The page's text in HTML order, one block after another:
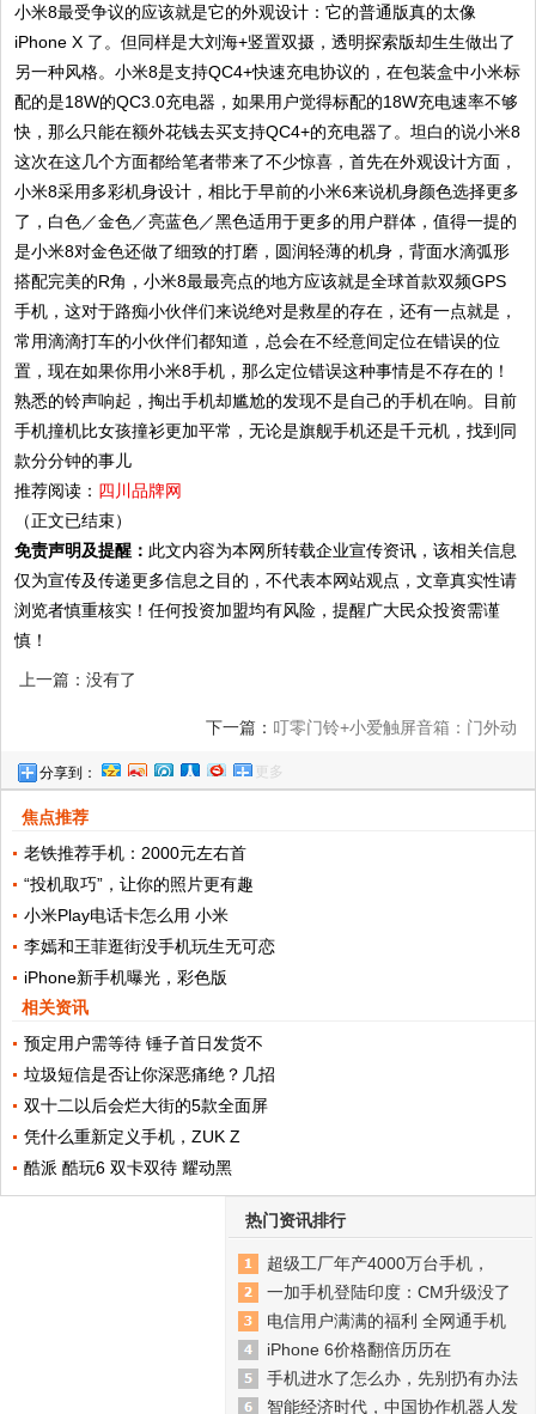
小米8最受争议的应该就是它的外观设计：它的普通版真的太像
iPhone X 了。但同样是大刘海+竖置双摄，透明探索版却生生做出了
另一种风格。小米8是支持QC4+快速充电协议的，在包装盒中小米标
配的是18W的QC3.0充电器，如果用户觉得标配的18W充电速率不够
快，那么只能在额外花钱去买支持QC4+的充电器了。坦白的说小米8
这次在这几个方面都给笔者带来了不少惊喜，首先在外观设计方面，
小米8采用多彩机身设计，相比于早前的小米6来说机身颜色选择更多
了，白色／金色／亮蓝色／黑色适用于更多的用户群体，值得一提的
是小米8对金色还做了细致的打磨，圆润轻薄的机身，背面水滴弧形
搭配完美的R角，小米8最最亮点的地方应该就是全球首款双频GPS
手机，这对于路痴小伙伴们来说绝对是救星的存在，还有一点就是，
常用滴滴打车的小伙伴们都知道，总会在不经意间定位在错误的位
置，现在如果你用小米8手机，那么定位错误这种事情是不存在的！
熟悉的铃声响起，掏出手机却尴尬的发现不是自己的手机在响。目前
手机撞机比女孩撞衫更加平常，无论是旗舰手机还是千元机，找到同
款分分钟的事儿
推荐阅读： 四川品牌网
（正文已结束）
免责声明及提醒： 此文内容为本网所转载企业宣传资讯，该相关信息
仅为宣传及传递更多信息之目的，不代表本网站观点，文章真实性请
浏览者慎重核实！任何投资加盟均有风险，提醒广大民众投资需谨
慎！
上一篇：没有了
下一篇： 叮零门铃+小爱触屏音箱：门外动
分享到： 更多
焦点推荐
老铁推荐手机：2000元左右首
“投机取巧”，让你的照片更有趣
小米Play电话卡怎么用 小米
李嫣和王菲逛街没手机玩生无可恋
iPhone新手机曝光，彩色版
相关资讯
预定用户需等待 锤子首日发货不
垃圾短信是否让你深恶痛绝？几招
双十二以后会烂大街的5款全面屏
凭什么重新定义手机，ZUK Z
酷派 酷玩6 双卡双待 耀动黑
热门资讯排行
超级工厂年产4000万台手机，
一加手机登陆印度：CM升级没了
电信用户满满的福利 全网通手机
iPhone 6价格翻倍历历在
手机进水了怎么办，先别扔有办法
智能经济时代，中国协作机器人发